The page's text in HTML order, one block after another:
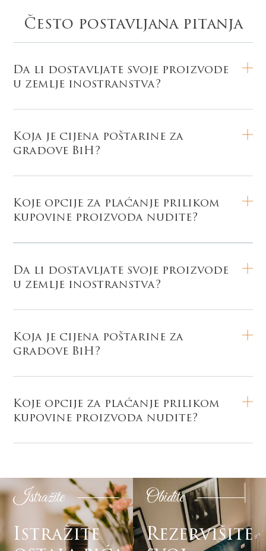
Često postavljana pitanja
Da li dostavljate svoje proizvode
u zemlje inostranstva?
Koja je cijena poštarine za
gradove BiH?
Koje opcije za plaćanje prilikom
kupovine proizvoda nudite?
Da li dostavljate svoje proizvode
u zemlje inostranstva?
Koja je cijena poštarine za
gradove BiH?
Koje opcije za plaćanje prilikom
kupovine proizvoda nudite?
Istražite
Istražite
Obiđite
Rezervišite